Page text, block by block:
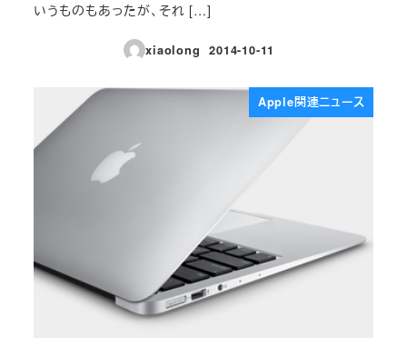
いうものもあったが、それ […]
xiaolong
投稿日
2014-10-11
Apple関連ニュース